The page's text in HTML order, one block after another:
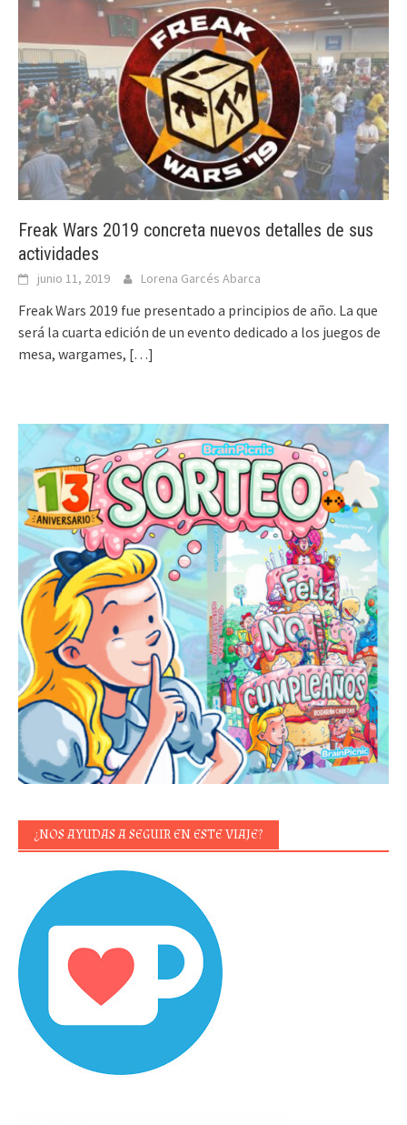
Freak Wars 2019 concreta nuevos detalles de sus
actividades
junio 11, 2019 Lorena Garcés Abarca
Freak Wars 2019 fue presentado a principios de año. La que
será la cuarta edición de un evento dedicado a los juegos de
mesa, wargames, […]
¿NOS AYUDAS A SEGUIR EN ESTE VIAJE?